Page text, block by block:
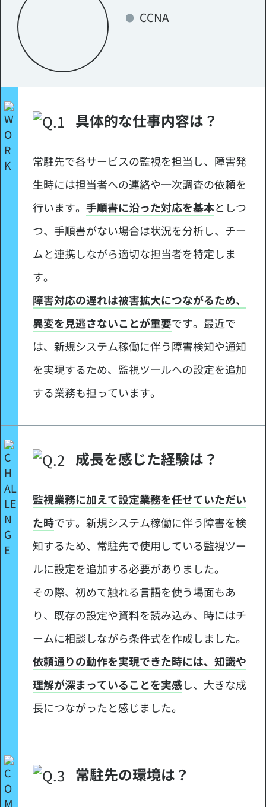
CCNA
具体的な仕事内容は？
常駐先で各サービスの監視を担当し、障害発
生時には担当者への連絡や一次調査の依頼を
行います。 手順書に沿った対応を基本としつ
つ、手順書がない場合は状況を分析し、チー
ムと連携しながら適切な担当者を特定しま
す。
障害対応の遅れは被害拡大につながるため、
異変を見逃さないことが重要です。最近で
は、新規システム稼働に伴う障害検知や通知
を実現するため、監視ツールへの設定を追加
する業務も担っています。
成長を感じた経験は？
監視業務に加えて設定業務を任せていただい
た時です。新規システム稼働に伴う障害を検
知するため、常駐先で使用している監視ツー
ルに設定を追加する必要がありました。
その際、初めて触れる言語を使う場面もあ
り、既存の設定や資料を読み込み、時にはチ
ームに相談しながら条件式を作成しました。
依頼通りの動作を実現できた時には、知識や
理解が深まっていることを実感し、大きな成
長につながったと感じました。
常駐先の環境は？